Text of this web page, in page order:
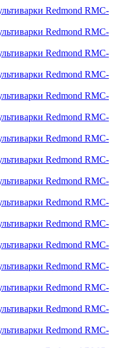
Redmond RMC-
Redmond RMC-
Redmond RMC-
Redmond RMC-
Redmond RMC-
Redmond RMC-
Redmond RMC-
Redmond RMC-
Redmond RMC-
Redmond RMC-
Redmond RMC-
Redmond RMC-
Redmond RMC-
Redmond RMC-
Redmond RMC-
Redmond RMC-